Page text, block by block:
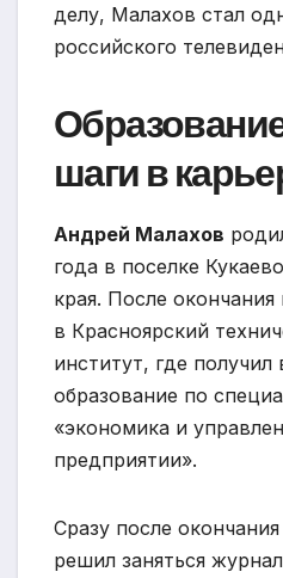
делу, Малахов стал
российского
шаги в
Андрей Малахов
года в поселке
края. После
в Красноярский
институт, где
образование по
«экономика и
предприятии».
Сразу после
решил заняться